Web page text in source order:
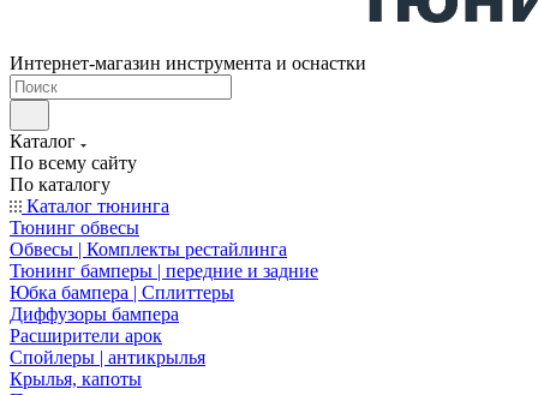
Интернет-магазин инструмента и оснастки
Каталог
По всему сайту
По каталогу
Каталог тюнинга
Тюнинг обвесы
Обвесы | Комплекты рестайлинга
Тюнинг бамперы | передние и задние
Юбка бампера | Сплиттеры
Диффузоры бампера
Расширители арок
Спойлеры | антикрылья
Крылья, капоты